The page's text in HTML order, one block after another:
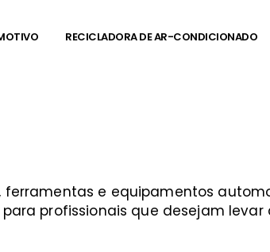
RECICLADORA DE AR-CONDICIONADO
e equipamentos
profissionais que desejam levar